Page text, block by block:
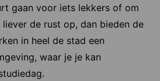
gaan voor iets lekkers of om
de rust op, dan bieden de
in heel de stad een
waar je je kan